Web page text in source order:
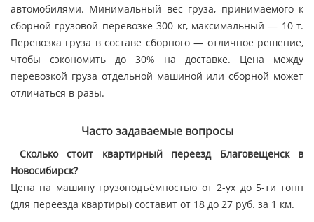
автомобилями. Минимальный вес груза, принимаемого к
сборной грузовой перевозке 300 кг, максимальный — 10 т.
Перевозка груза в составе сборного — отличное решение,
чтобы сэкономить до 30% на доставке. Цена между
перевозкой груза отдельной машиной или сборной может
отличаться в разы.
Часто задаваемые вопросы
Сколько стоит квартирный переезд Благовещенск в
Новосибирск?
Цена на машину грузоподъёмностью от 2-ух до 5-ти тонн
(для переезда квартиры) составит от 18 до 27 руб. за 1 км.